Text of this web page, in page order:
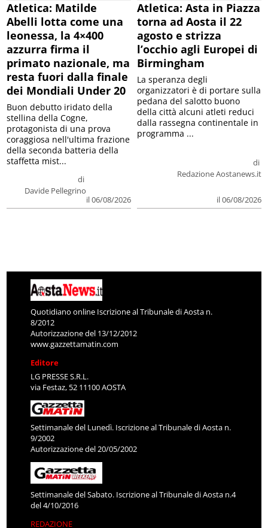
Atletica: Matilde
Abelli lotta come una
leonessa, la 4×400
azzurra firma il
primato nazionale, ma
resta fuori dalla finale
dei Mondiali Under 20
di
Davide Pellegrino
il 06/08/2026
Buon debutto iridato della
stellina della Cogne,
protagonista di una prova
coraggiosa nell'ultima frazione
della seconda batteria della
staffetta mist...
Atletica: Asta in Piazza
torna ad Aosta il 22
agosto e strizza
l’occhio agli Europei di
Birmingham
di
Redazione Aostanews.it
il 06/08/2026
La speranza degli
organizzatori è di portare sulla
pedana del salotto buono
della città alcuni atleti reduci
dalla rassegna continentale in
programma ...
Quotidiano online Iscrizione al Tribunale di Aosta n.
8/2012
Autorizzazione del 13/12/2012
www.gazzettamatin.com
Editore
LG PRESSE S.R.L.
via Festaz, 52 11100 AOSTA
Settimanale del Lunedì. Iscrizione al Tribunale di Aosta n.
9/2002
Autorizzazione del 20/05/2002
Settimanale del Sabato. Iscrizione al Tribunale di Aosta n.4
del 4/10/2016
REDAZIONE